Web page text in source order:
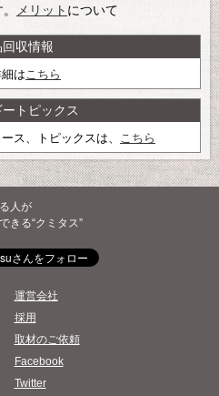
メリット について
収情報
はこちら
トピックス
ス、トピックスは、 こちら
人が
きる“クミタス”
運営会社
採用
取材のご依頼
Facebook
Twitter